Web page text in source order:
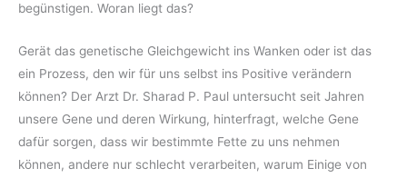
begünstigen. Woran liegt das?
Gerät das genetische Gleichgewicht ins Wanken oder ist das
ein Prozess, den wir für uns selbst ins Positive verändern
können? Der Arzt Dr. Sharad P. Paul untersucht seit Jahren
unsere Gene und deren Wirkung, hinterfragt, welche Gene
dafür sorgen, dass wir bestimmte Fette zu uns nehmen
können, andere nur schlecht verarbeiten, warum Einige von